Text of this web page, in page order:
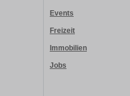
Events
Freizeit
Immobilien
Jobs